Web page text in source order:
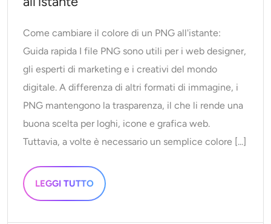
Come cambiare il colore di un PNG all'istante:
Guida rapida I file PNG sono utili per i web designer,
gli esperti di marketing e i creativi del mondo
digitale. A differenza di altri formati di immagine, i
PNG mantengono la trasparenza, il che li rende una
buona scelta per loghi, icone e grafica web.
Tuttavia, a volte è necessario un semplice colore [...]
LEGGI TUTTO